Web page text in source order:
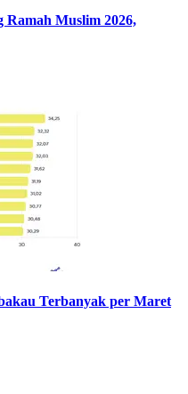
Ramah Muslim 2026,
Terbanyak per Maret